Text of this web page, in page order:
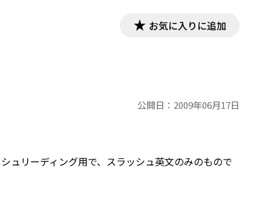
お気に入りに追加
公開日： 2009年06月17日
ュリーディング用で、スラッシュ英文のみのもので